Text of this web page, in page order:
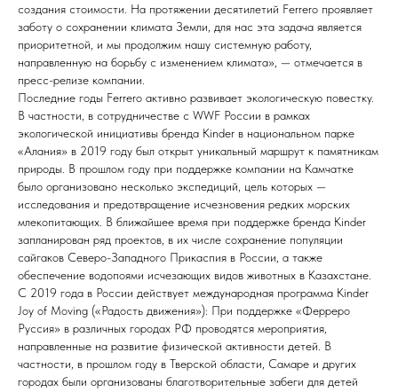
создания стоимости. На протяжении десятилетий Ferrero проявляет
заботу о сохранении климата Земли, для нас эта задача является
приоритетной, и мы продолжим нашу системную работу,
направленную на борьбу с изменением климата», — отмечается в
пресс-релизе компании.
Последние годы Ferrero активно развивает экологическую повестку.
В частности, в сотрудничестве с WWF России в рамках
экологической инициативы бренда Kinder в национальном парке
«Алания» в 2019 году был открыт уникальный маршрут к памятникам
природы. В прошлом году при поддержке компании на Камчатке
было организовано несколько экспедиций, цель которых —
исследования и предотвращение исчезновения редких морских
млекопитающих. В ближайшее время при поддержке бренда Kinder
запланирован ряд проектов, в их числе сохранение популяции
сайгаков Северо-Западного Прикаспия в России, а также
обеспечение водопоями исчезающих видов животных в Казахстане.
С 2019 года в России действует международная программа Kinder
Joy of Moving («Радость движения»): При поддержке «Ферреро
Руссия» в различных городах РФ проводятся мероприятия,
направленные на развитие физической активности детей. В
частности, в прошлом году в Тверской области, Самаре и других
городах были организованы благотворительные забеги для детей